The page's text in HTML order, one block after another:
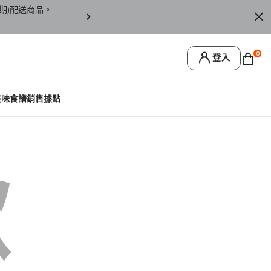
)配送商品。 訂單僅限台灣本島地區配送，恕無法寄送離島
登入 0
食譜銷售據點